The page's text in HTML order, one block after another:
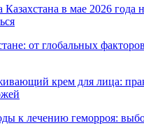
в мае 2026 года
от глобальных
крем для лица:
к лечению геморроя: